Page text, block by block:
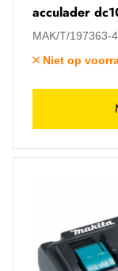
acculader
MAK/T/197363-4
Niet op